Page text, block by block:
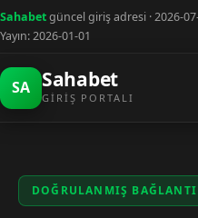
Sahabetgüncel giriş adresi · 2026-
Yayın: 2026-01-01
SA Sahabet
GIRIŞ PORTALI
DOĞRULANMIŞ BAĞLANTI